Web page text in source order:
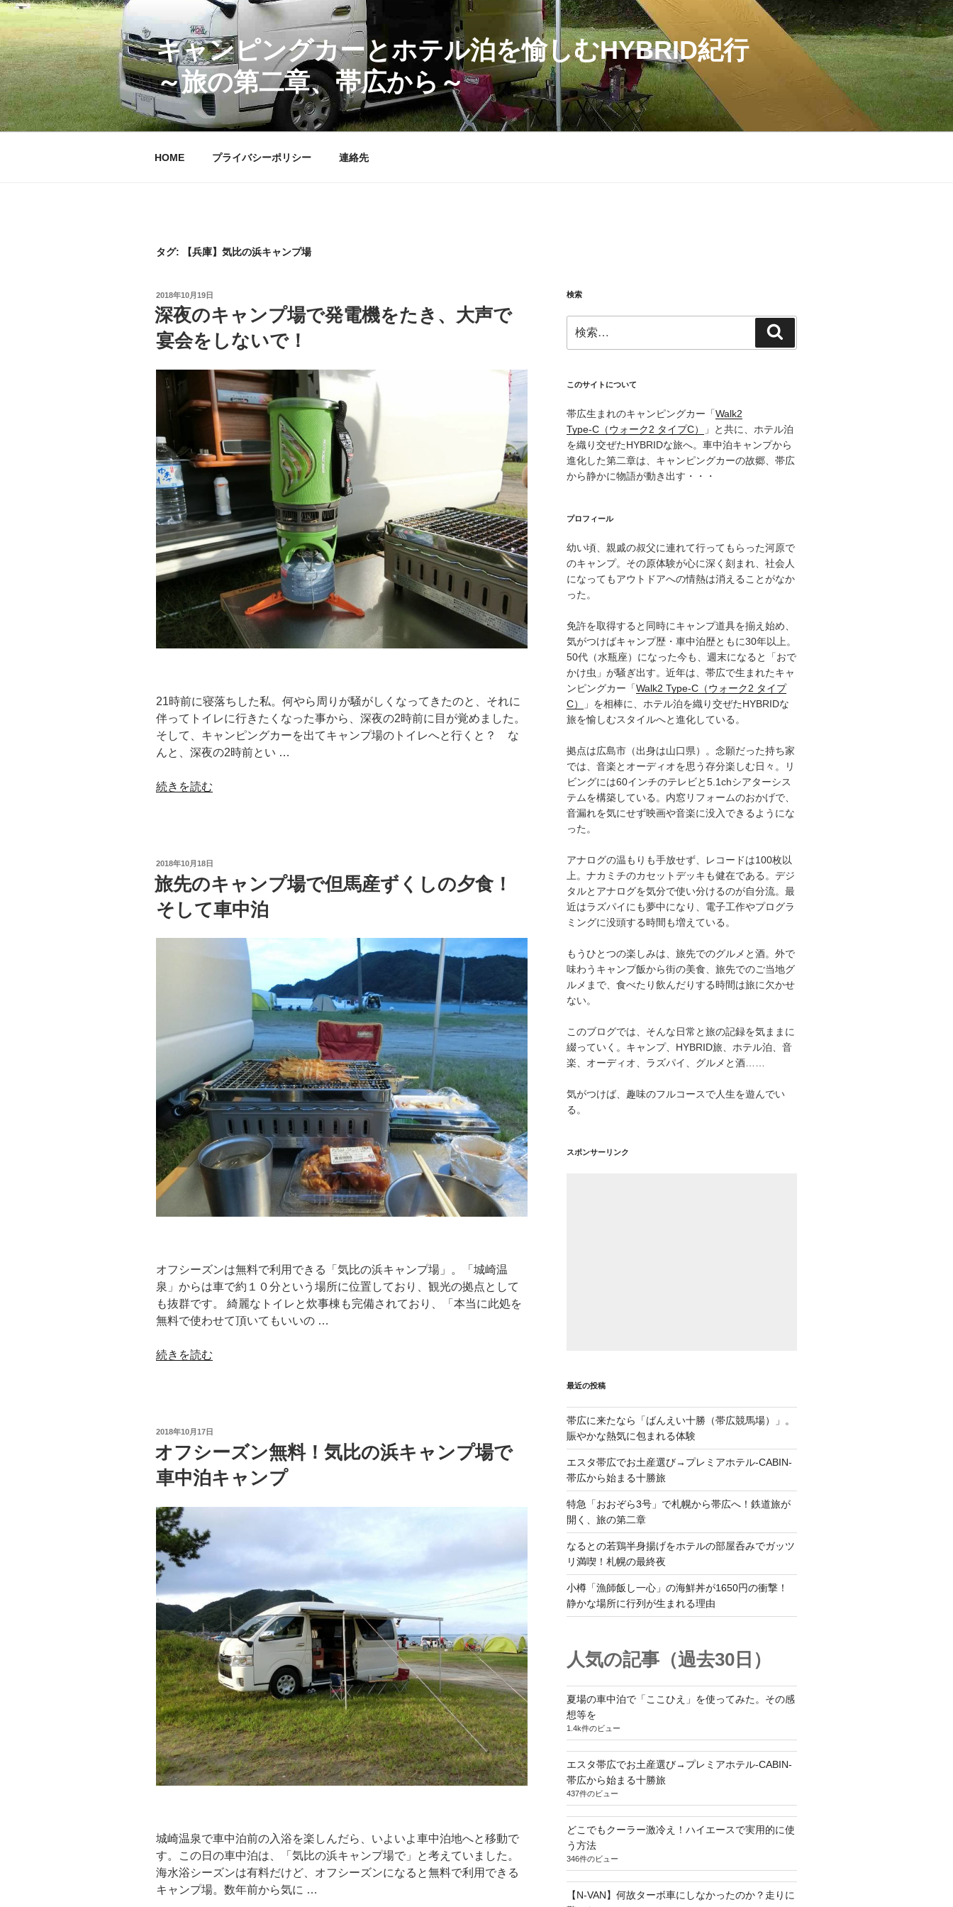
コ
テ
ン
ツ
へ
ス
キ
キャンピングカーとホテル泊を愉しむHYBRID紀行
～旅の第二章、帯広から～
HOME プライバシーポリシー 連絡先
タグ: 【兵庫】気比の浜キャンプ場
投
稿
日:
2018年10月19日
深夜のキャンプ場で発電機をたき、大声で
宴会をしないで！
21時前に寝落ちした私。何やら周りが騒がしくなってきたのと、それに
伴ってトイレに行きたくなった事から、深夜の2時前に目が覚めました。
そして、キャンピングカーを出てキャンプ場のトイレへと行くと？ な
んと、深夜の2時前とい …
“深
プ
場
で
発
大
宴
を
し
な
い
で！”
続きを読む
投
稿
日:
2018年10月18日
旅先のキャンプ場で但馬産ずくしの夕食！
そして車中泊
オフシーズンは無料で利用できる「気比の浜キャンプ場」。「城崎温
泉」からは車で約１０分という場所に位置しており、観光の拠点として
も抜群です。 綺麗なトイレと炊事棟も完備されており、「本当に此処を
無料で使わせて頂いてもいいの …
“旅
プ
場
で
但
馬
産
ず
く
し
の
夕
食！
そ
し
て
車
中
泊”
の
続きを読む
投
日:
2018年10月17日
オフシーズン無料！気比の浜キャンプ場で
車中泊キャンプ
城崎温泉で車中泊前の入浴を楽しんだら、いよいよ車中泊地へと移動で
す。この日の車中泊は、「気比の浜キャンプ場で」と考えていました。
海水浴シーズンは有料だけど、オフシーズンになると無料で利用できる
キャンプ場。数年前から気に …
検索
索:
索
このサイトについて
帯広生まれのキャンピングカー「Walk2
Type‑C（ウォーク2 タイプC）
」と共に、ホテル泊
を織り交ぜたHYBRIDな旅へ。車中泊キャンプから
進化した第二章は、キャンピングカーの故郷、帯広
から静かに物語が動き出す・・・
プロフィール
幼い頃、親戚の叔父に連れて行ってもらった河原で
のキャンプ。その原体験が心に深く刻まれ、社会人
になってもアウトドアへの情熱は消えることがなか
った。
免許を取得すると同時にキャンプ道具を揃え始め、
気がつけばキャンプ歴・車中泊歴ともに30年以上。
50代（水瓶座）になった今も、週末になると「おで
かけ虫」が騒ぎ出す。近年は、帯広で生まれたキャ
ンピングカー「Walk2 Type‑C（ウォーク2 タイプ
C）
」を相棒に、ホテル泊を織り交ぜたHYBRIDな
旅を愉しむスタイルへと進化している。
拠点は広島市（出身は山口県）。念願だった持ち家
では、音楽とオーディオを思う存分楽しむ日々。リ
ビングには60インチのテレビと5.1chシアターシス
テムを構築している。内窓リフォームのおかげで、
音漏れを気にせず映画や音楽に没入できるようにな
った。
アナログの温もりも手放せず、レコードは100枚以
上。ナカミチのカセットデッキも健在である。デジ
タルとアナログを気分で使い分けるのが自分流。最
近はラズパイにも夢中になり、電子工作やプログラ
ミングに没頭する時間も増えている。
もうひとつの楽しみは、旅先でのグルメと酒。外で
味わうキャンプ飯から街の美食、旅先でのご当地グ
ルメまで、食べたり飲んだりする時間は旅に欠かせ
ない。
このブログでは、そんな日常と旅の記録を気ままに
綴っていく。キャンプ、HYBRID旅、ホテル泊、音
楽、オーディオ、ラズパイ、グルメと酒……
気がつけば、趣味のフルコースで人生を遊んでい
る。
スポンサーリンク
最近の投稿
帯広に来たなら「ばんえい十勝（帯広競馬場）」。
賑やかな熱気に包まれる体験
エスタ帯広でお土産選び→プレミアホテル-CABIN-
帯広から始まる十勝旅
特急「おおぞら3号」で札幌から帯広へ！鉄道旅が
開く、旅の第二章
なるとの若鶏半身揚げをホテルの部屋呑みでガッツ
リ満喫！札幌の最終夜
小樽「漁師飯し一心」の海鮮丼が1650円の衝撃！
静かな場所に行列が生まれる理由
人気の記事（過去30日）
夏場の車中泊で「ここひえ」を使ってみた。その感
想等を
1.4k件のビュー
エスタ帯広でお土産選び→プレミアホテル-CABIN-
帯広から始まる十勝旅
437件のビュー
どこでもクーラー激冷え！ハイエースで実用的に使
う方法
346件のビュー
【N-VAN】何故ターボ車にしなかったのか？走りに